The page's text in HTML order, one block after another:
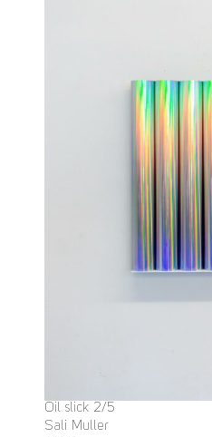
Oil slick 2/5
Sali Muller